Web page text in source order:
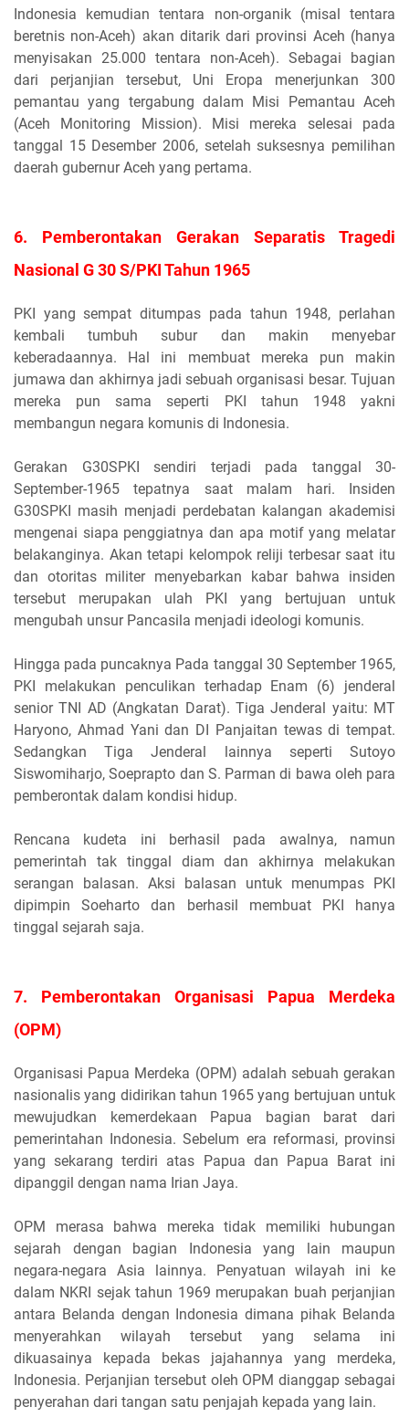
Indonesia kemudian tentara non-organik (misal tentara
beretnis non-Aceh) akan ditarik dari provinsi Aceh (hanya
menyisakan 25.000 tentara non-Aceh). Sebagai bagian
dari perjanjian tersebut, Uni Eropa menerjunkan 300
pemantau yang tergabung dalam Misi Pemantau Aceh
(Aceh Monitoring Mission). Misi mereka selesai pada
tanggal 15 Desember 2006, setelah suksesnya pemilihan
daerah gubernur Aceh yang pertama.
6. Pemberontakan Gerakan Separatis Tragedi
Nasional G 30 S/PKI Tahun 1965
PKI yang sempat ditumpas pada tahun 1948, perlahan
kembali tumbuh subur dan makin menyebar
keberadaannya. Hal ini membuat mereka pun makin
jumawa dan akhirnya jadi sebuah organisasi besar. Tujuan
mereka pun sama seperti PKI tahun 1948 yakni
membangun negara komunis di Indonesia.
Gerakan G30SPKI sendiri terjadi pada tanggal 30-
September-1965 tepatnya saat malam hari. Insiden
G30SPKI masih menjadi perdebatan kalangan akademisi
mengenai siapa penggiatnya dan apa motif yang melatar
belakanginya. Akan tetapi kelompok reliji terbesar saat itu
dan otoritas militer menyebarkan kabar bahwa insiden
tersebut merupakan ulah PKI yang bertujuan untuk
mengubah unsur Pancasila menjadi ideologi komunis.
Hingga pada puncaknya Pada tanggal 30 September 1965,
PKI melakukan penculikan terhadap Enam (6) jenderal
senior TNI AD (Angkatan Darat). Tiga Jenderal yaitu: MT
Haryono, Ahmad Yani dan DI Panjaitan tewas di tempat.
Sedangkan Tiga Jenderal lainnya seperti Sutoyo
Siswomiharjo, Soeprapto dan S. Parman di bawa oleh para
pemberontak dalam kondisi hidup.
Rencana kudeta ini berhasil pada awalnya, namun
pemerintah tak tinggal diam dan akhirnya melakukan
serangan balasan. Aksi balasan untuk menumpas PKI
dipimpin Soeharto dan berhasil membuat PKI hanya
tinggal sejarah saja.
7. Pemberontakan Organisasi Papua Merdeka
(OPM)
Organisasi Papua Merdeka (OPM) adalah sebuah gerakan
nasionalis yang didirikan tahun 1965 yang bertujuan untuk
mewujudkan kemerdekaan Papua bagian barat dari
pemerintahan Indonesia. Sebelum era reformasi, provinsi
yang sekarang terdiri atas Papua dan Papua Barat ini
dipanggil dengan nama Irian Jaya.
OPM merasa bahwa mereka tidak memiliki hubungan
sejarah dengan bagian Indonesia yang lain maupun
negara-negara Asia lainnya. Penyatuan wilayah ini ke
dalam NKRI sejak tahun 1969 merupakan buah perjanjian
antara Belanda dengan Indonesia dimana pihak Belanda
menyerahkan wilayah tersebut yang selama ini
dikuasainya kepada bekas jajahannya yang merdeka,
Indonesia. Perjanjian tersebut oleh OPM dianggap sebagai
penyerahan dari tangan satu penjajah kepada yang lain.